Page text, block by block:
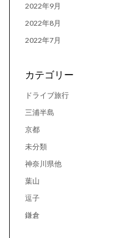
2022年9月
2022年8月
2022年7月
カテゴリー
ドライブ旅行
三浦半島
京都
未分類
神奈川県他
葉山
逗子
鎌倉